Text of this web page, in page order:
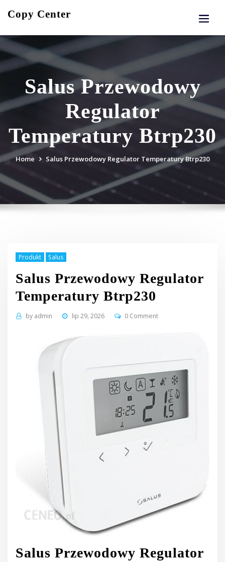
Copy Center
Salus Przewodowy
Regulator
Temperatury Btrp230
Home Salus Przewodowy Regulator Temperatury Btrp230
Produkt Salus
Salus Przewodowy Regulator
Temperatury Btrp230
by admin lip 29, 2026 0 Comment
Salus Przewodowy Regulator